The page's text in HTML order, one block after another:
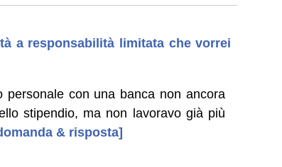
a responsabilità limitata che vorrei
con una banca non ancora
stipendio, ma non lavoravo già più
& risposta]